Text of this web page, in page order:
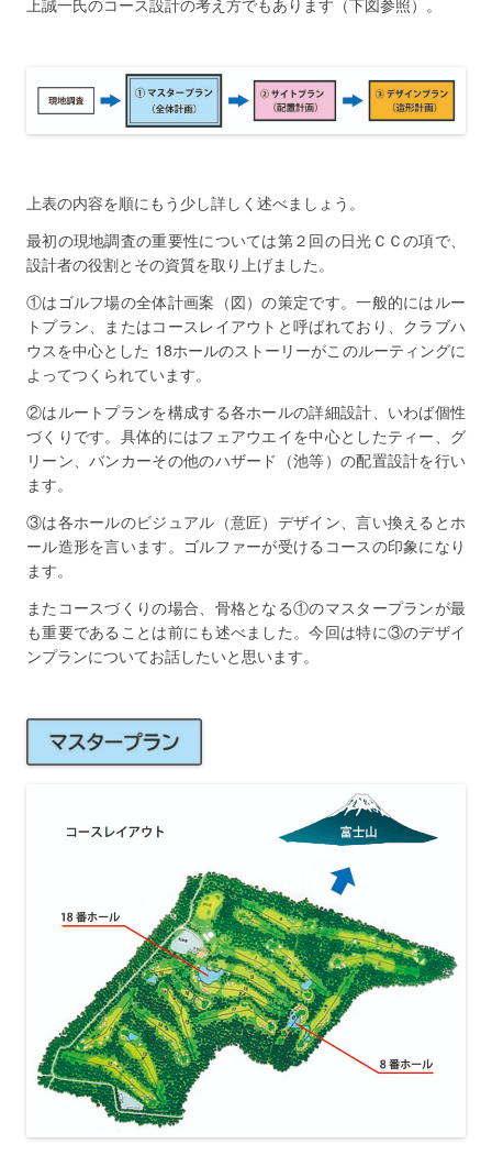
上誠一氏のコース設計の考え方でもあります（下図参照）。
上表の内容を順にもう少し詳しく述べましょう。
最初の現地調査の重要性については第２回の日光ＣＣの項で、
設計者の役割とその資質を取り上げました。
①はゴルフ場の全体計画案（図）の策定です。一般的にはルー
トプラン、またはコースレイアウトと呼ばれており、クラブハ
ウスを中心とした 18ホールのストーリーがこのルーティングに
よってつくられています。
②はルートプランを構成する各ホールの詳細設計、いわば個性
づくりです。具体的にはフェアウエイを中心としたティー、グ
リーン、バンカーその他のハザード（池等）の配置設計を行い
ます。
③は各ホールのビジュアル（意匠）デザイン、言い換えるとホ
ール造形を言います。ゴルファーが受けるコースの印象になり
ます。
またコースづくりの場合、骨格となる①のマスタープランが最
も重要であることは前にも述べました。今回は特に③のデザイ
ンプランについてお話したいと思います。